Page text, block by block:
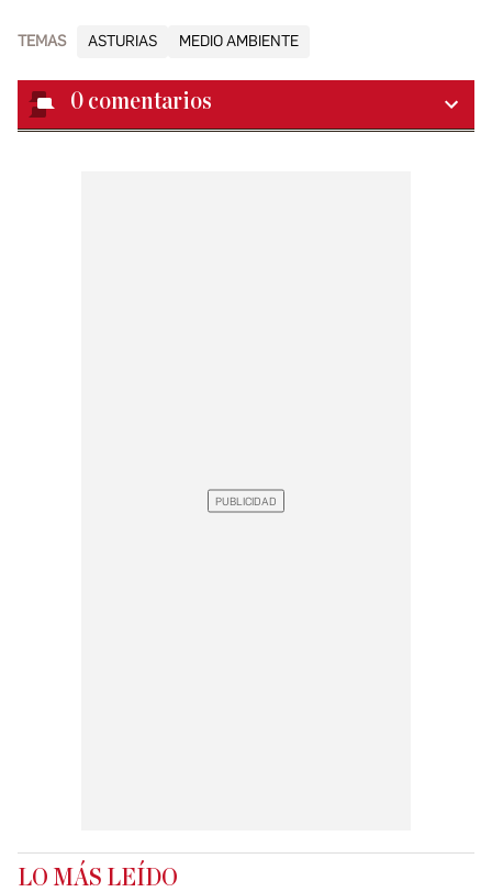
TEMAS ASTURIAS MEDIO AMBIENTE
0 comentarios
LO MÁS LEÍDO